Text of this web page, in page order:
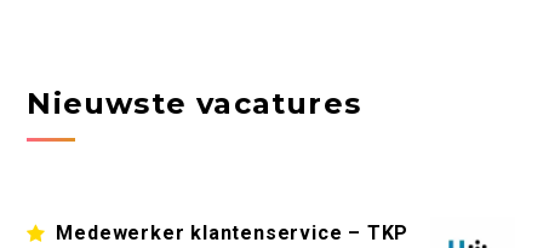
Nieuwste vacatures
Medewerker klantenservice – TKP